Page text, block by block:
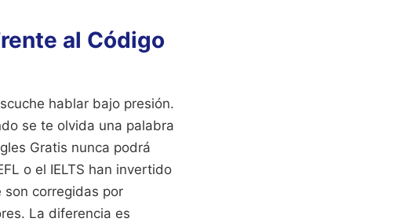
al Código
hablar bajo presión.
se te olvida una palabra
Gratis nunca podrá
o el IELTS han invertido
son corregidas por
La diferencia es